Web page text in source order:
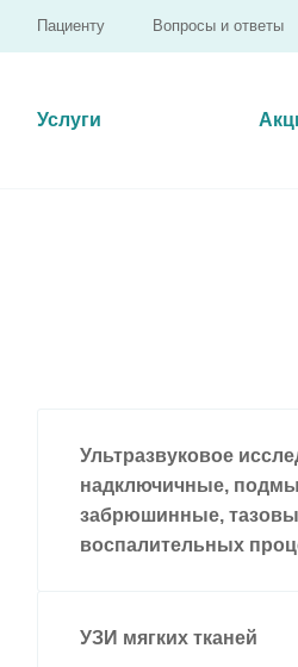
Пациенту Вопросы и ответы
Услуги
Ультразвуковое
надключичные,
забрюшинные,
воспалительных
УЗИ мягких тканей